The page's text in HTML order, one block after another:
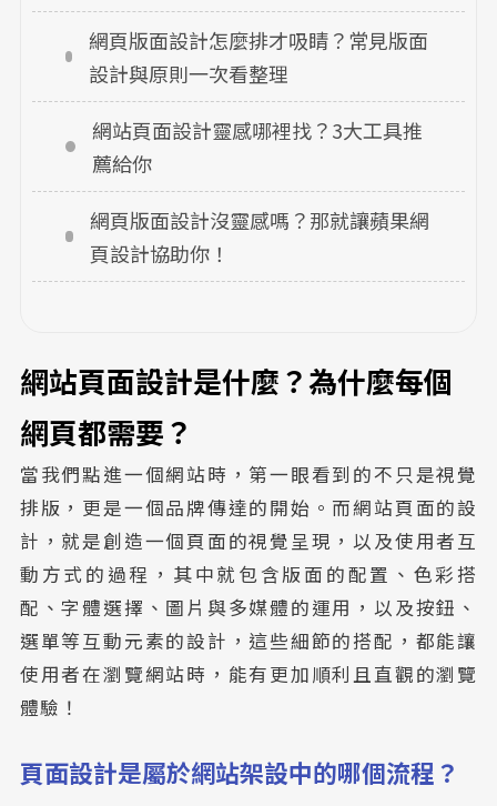
網頁版面設計怎麼排才吸睛？常見版面
設計與原則一次看整理
網站頁面設計靈感哪裡找？3大工具推
薦給你
網頁版面設計沒靈感嗎？那就讓蘋果網
頁設計協助你！
網站頁面設計是什麼？為什麼每個
網頁都需要？
當我們點進一個網站時，第一眼看到的不只是視覺
排版，更是一個品牌傳達的開始。而網站頁面的設
計，就是創造一個頁面的視覺呈現，以及使用者互
動方式的過程，其中就包含版面的配置、色彩搭
配、字體選擇、圖片與多媒體的運用，以及按鈕、
選單等互動元素的設計，這些細節的搭配，都能讓
使用者在瀏覽網站時，能有更加順利且直觀的瀏覽
體驗！
頁面設計是屬於網站架設中的哪個流程？